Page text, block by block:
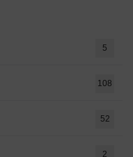
5
108
52
2